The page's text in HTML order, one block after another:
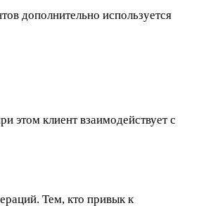
дополнительно используется
этом клиент взаимодействует с
Тем, кто привык к